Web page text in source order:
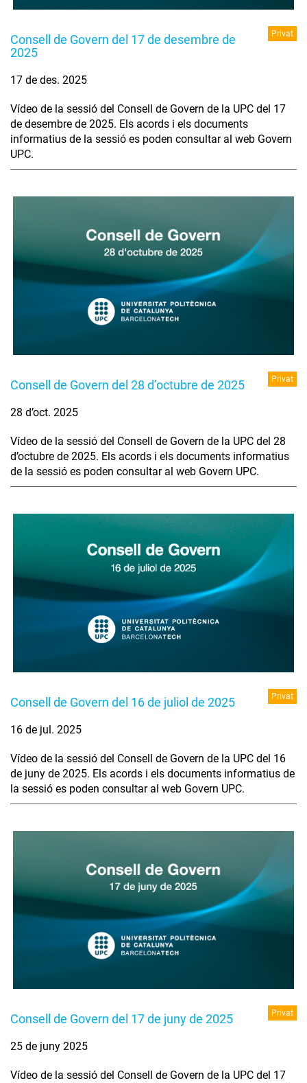
Consell de Govern del 17 de desembre de
2025
Privat
17 de des. 2025
Vídeo de la sessió del Consell de Govern de la UPC del 17
de desembre de 2025. Els acords i els documents
informatius de la sessió es poden consultar al web Govern
UPC.
Consell de Govern del 28 d’octubre de 2025 Privat
28 d’oct. 2025
Vídeo de la sessió del Consell de Govern de la UPC del 28
d’octubre de 2025. Els acords i els documents informatius
de la sessió es poden consultar al web Govern UPC.
Consell de Govern del 16 de juliol de 2025 Privat
16 de jul. 2025
Vídeo de la sessió del Consell de Govern de la UPC del 16
de juny de 2025. Els acords i els documents informatius de
la sessió es poden consultar al web Govern UPC.
Consell de Govern del 17 de juny de 2025 Privat
25 de juny 2025
Vídeo de la sessió del Consell de Govern de la UPC del 17